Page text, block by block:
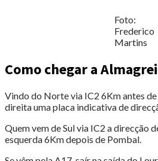
Foto:
Frederico
Martins
Como chegar a
Vindo do Norte via IC2 6Km antes
direita uma placa indicativa de
Quem vem de Sul via IC2 a direcção
esquerda 6Km depois de Pombal.